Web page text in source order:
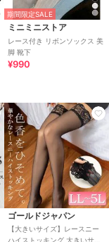
期間限定SALE
ミニミニストア
レース付き リボンソックス 美
脚 靴下
¥990
ゴールドジャパン
【大きいサイズ】レースニー
ハイストッキング 大きいサイ